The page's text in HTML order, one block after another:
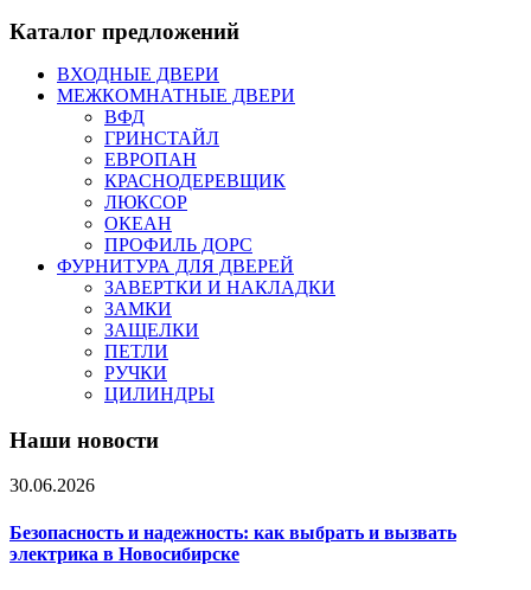
Каталог предложений
ВХОДНЫЕ ДВЕРИ
МЕЖКОМНАТНЫЕ ДВЕРИ
ВФД
ГРИНСТАЙЛ
ЕВРОПАН
КРАСНОДЕРЕВЩИК
ЛЮКСОР
ОКЕАН
ПРОФИЛЬ ДОРС
ФУРНИТУРА ДЛЯ ДВЕРЕЙ
ЗАВЕРТКИ И НАКЛАДКИ
ЗАМКИ
ЗАЩЕЛКИ
ПЕТЛИ
РУЧКИ
ЦИЛИНДРЫ
Наши новости
30.06.2026
Безопасность и надежность: как выбрать и вызвать
электрика в Новосибирске